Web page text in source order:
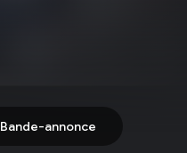
Bande-annonce